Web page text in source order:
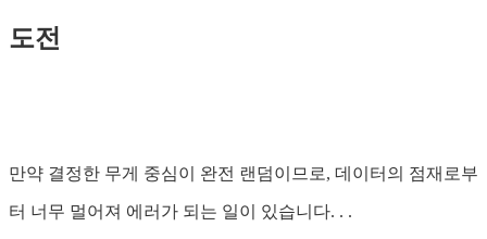
도전
만약 결정한 무게 중심이 완전 랜덤이므로, 데이터의 점재로부
터 너무 멀어져 에러가 되는 일이 있습니다. . .